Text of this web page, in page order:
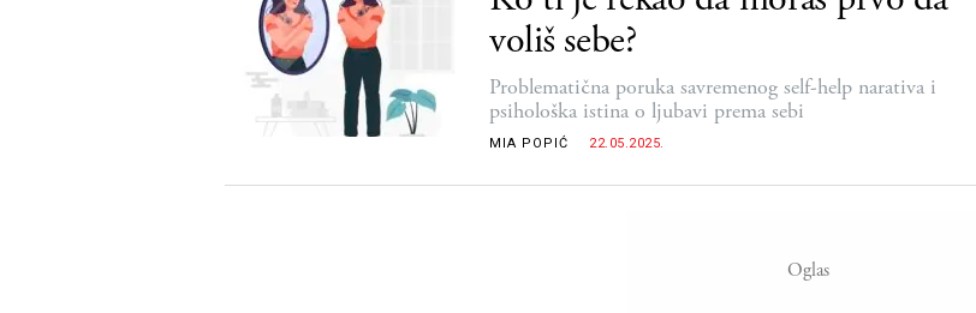
voliš sebe?
Problematična poruka savremenog self-help narativa i
psihološka istina o ljubavi prema sebi
MIA POPIĆ 22.05.2025.